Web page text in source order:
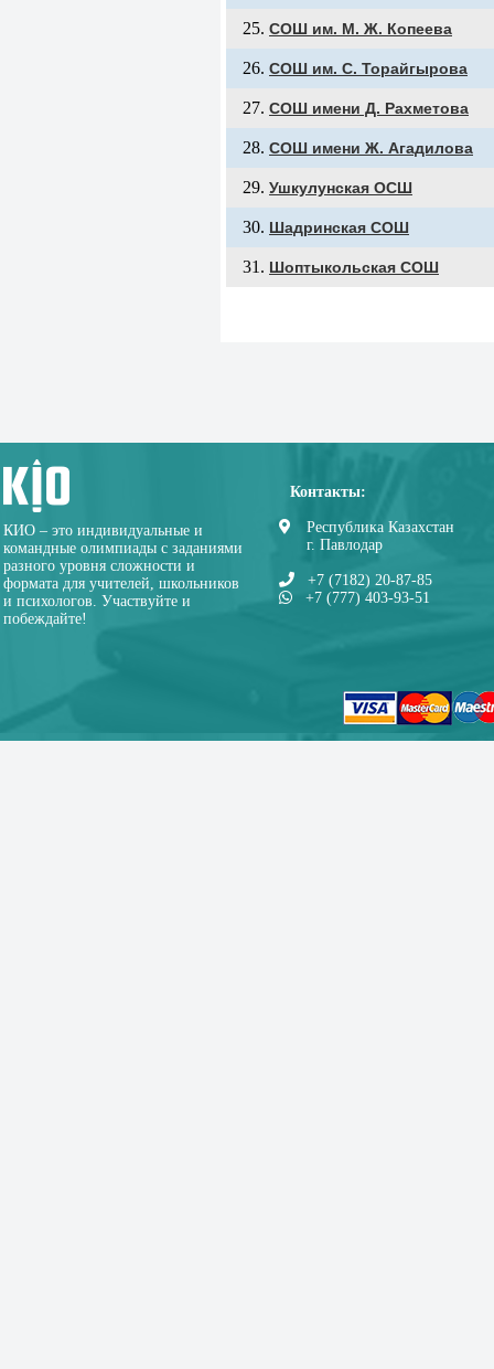
СОШ им. М. Ж. Копеева
СОШ им. С. Торайгырова
СОШ имени Д. Рахметова
СОШ имени Ж. Агадилова
Ушкулунская ОСШ
Шадринская СОШ
Шоптыкольская СОШ
КИО – это индивидуальные и
командные олимпиады с заданиями
разного уровня сложности и
формата для учителей, школьников
и психологов. Участвуйте и
побеждайте!
Контакты:
Республика Казахстан
г. Павлодар
+7 (7182) 20-87-85
+7 (777) 403-93-51